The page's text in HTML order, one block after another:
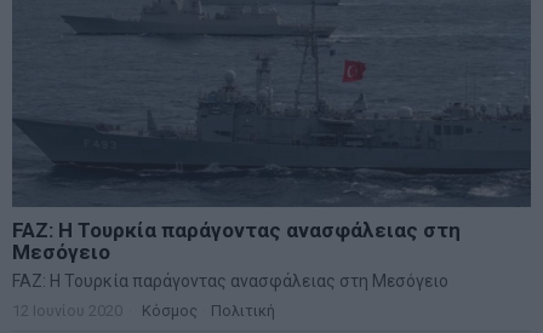
FAZ: Η Τουρκία παράγοντας ανασφάλειας στη
Μεσόγειο
FAZ: Η Τουρκία παράγοντας ανασφάλειας στη Μεσόγειο
12 Ιουνίου 2020 Κόσμος Πολιτική